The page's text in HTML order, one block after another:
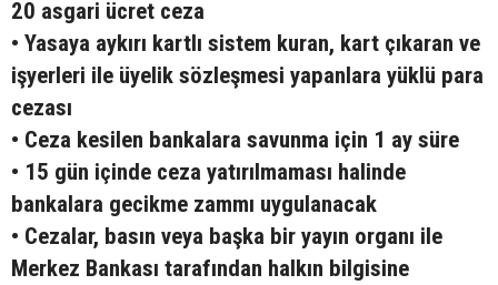
20 asgari ücret ceza
• Yasaya aykırı kartlı sistem kuran, kart çıkaran ve
işyerleri ile üyelik sözleşmesi yapanlara yüklü para
cezası
• Ceza kesilen bankalara savunma için 1 ay süre
• 15 gün içinde ceza yatırılmaması halinde
bankalara gecikme zammı uygulanacak
• Cezalar, basın veya başka bir yayın organı ile
Merkez Bankası tarafından halkın bilgisine